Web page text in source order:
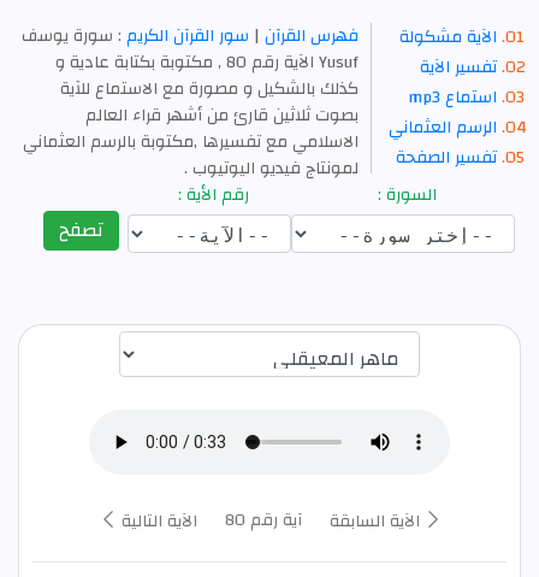
الآية مشكولة
تفسير الآية
استماع mp3
الرسم العثماني
تفسير الصفحة
فهرس القرآن | سور القرآن الكريم: سورة يوسف
Yusuf الآية رقم 80 , مكتوبة بكتابة عادية و
كذلك بالشكيل و مصورة مع الاستماع للآية
بصوت ثلاثين قارئ من أشهر قراء العالم
الاسلامي مع تفسيرها ,مكتوبة بالرسم العثماني
لمونتاج فيديو اليوتيوب .
السورة :
رقم الأية :
تصفح
الآية السابقة آية رقم 80 الآية التالية